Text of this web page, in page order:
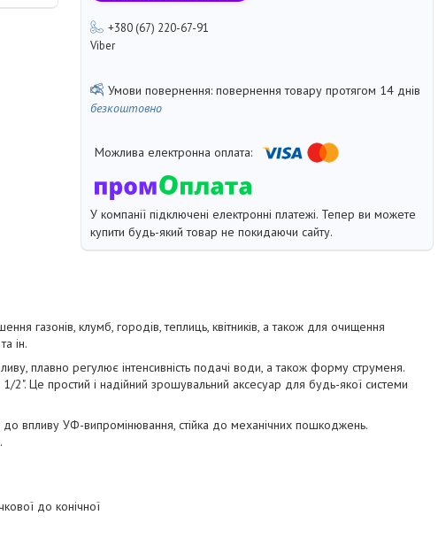
+380 (67) 220-67-91
Viber
повернення товару протягом 14 днів
безкоштовно
У компанії підключені електронні платежі. Тепер ви можете
купити будь-який товар не покидаючи сайту.
газонів, клумб, городів, теплиць, квітників, а також для очищення
ін.
плавно регулює інтенсивність подачі води, а також форму струменя.
Це простий і надійний зрошувальний аксесуар для будь-якої системи
до впливу УФ-випромінювання, стійка до механічних пошкоджень.
до конічної